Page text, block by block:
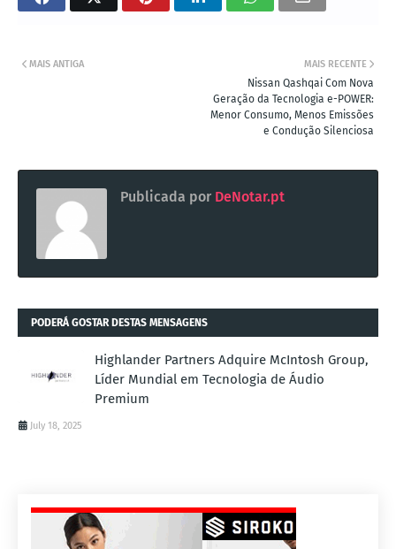
MAIS RECENTE
Nissan Qashqai Com Nova
Geração da Tecnologia e-POWER:
Menor Consumo, Menos Emissões
e Condução Silenciosa
MAIS ANTIGA
Publicada por DeNotar.pt
PODERÁ GOSTAR DESTAS MENSAGENS
Highlander Partners Adquire McIntosh Group,
Líder Mundial em Tecnologia de Áudio
Premium
July 18, 2025